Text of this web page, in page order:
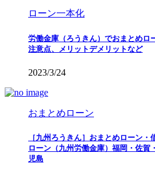
ローン一本化
労働金庫（ろうきん）でおまとめロ
注意点、メリットデメリットなど
2023/3/24
おまとめローン
［九州ろうきん］おまとめローン
ローン（九州労働金庫）福岡・佐賀
児島